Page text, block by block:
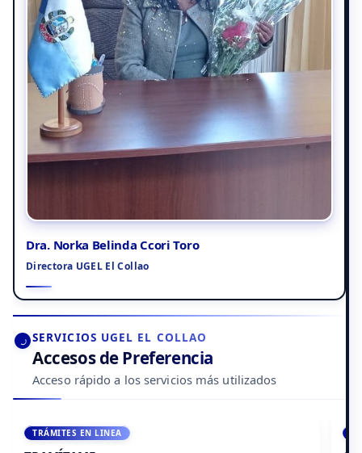
Dra. Norka Belinda Ccori Toro
Directora UGEL El Collao
SERVICIOS UGEL EL COLLAO
Accesos de Preferencia
Acceso rápido a los servicios más utilizados
ACCEDE A AULA VIRTUAL